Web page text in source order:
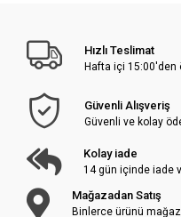
Hızlı Teslimat
Hafta içi 15:00'den
Güvenli Alışveriş
Güvenli ve kolay
Kolay iade
14 gün içinde iade
Mağazadan Satış
Binlerce ürünü